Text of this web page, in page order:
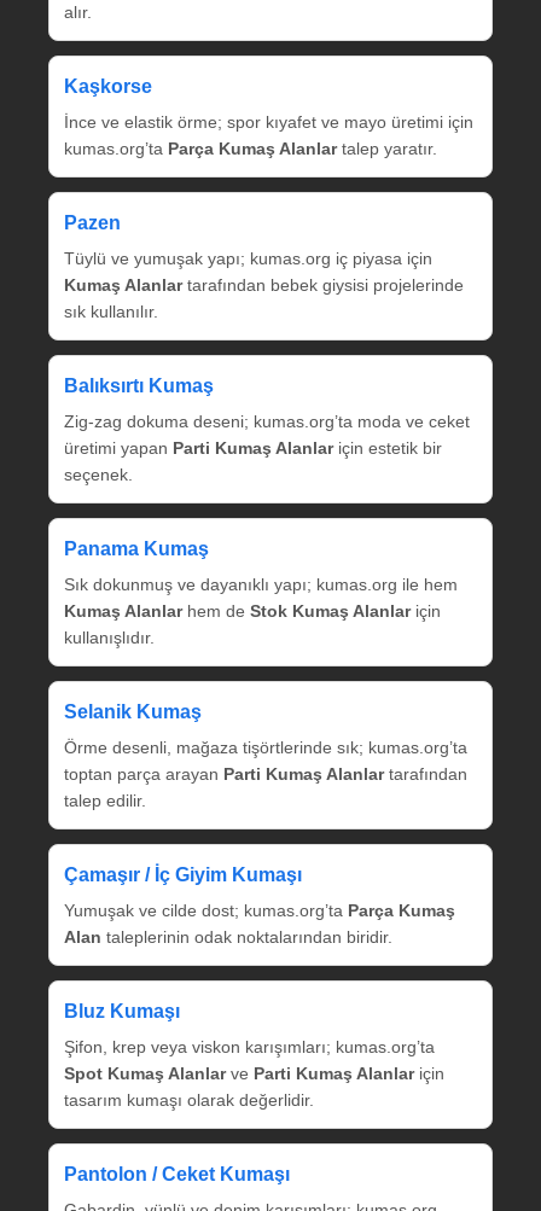
alır.
Kaşkorse
İnce ve elastik örme; spor kıyafet ve mayo üretimi için
kumas.org’ta Parça Kumaş Alanlartalep yaratır.
Pazen
Tüylü ve yumuşak yapı; kumas.org iç piyasa için
Kumaş Alanlartarafından bebek giysisi projelerinde
sık kullanılır.
Balıksırtı Kumaş
Zig‑zag dokuma deseni; kumas.org’ta moda ve ceket
üretimi yapan Parti Kumaş Alanlariçin estetik bir
seçenek.
Panama Kumaş
Sık dokunmuş ve dayanıklı yapı; kumas.org ile hem
Kumaş Alanlarhem de Stok Kumaş Alanlariçin
kullanışlıdır.
Selanik Kumaş
Örme desenli, mağaza tişörtlerinde sık; kumas.org’ta
toptan parça arayan Parti Kumaş Alanlartarafından
talep edilir.
Çamaşır / İç Giyim Kumaşı
Yumuşak ve cilde dost; kumas.org’ta Parça Kumaş
Alan taleplerinin odak noktalarından biridir.
Bluz Kumaşı
Şifon, krep veya viskon karışımları; kumas.org’ta
Spot Kumaş Alanlarve Parti Kumaş Alanlariçin
tasarım kumaşı olarak değerlidir.
Pantolon / Ceket Kumaşı